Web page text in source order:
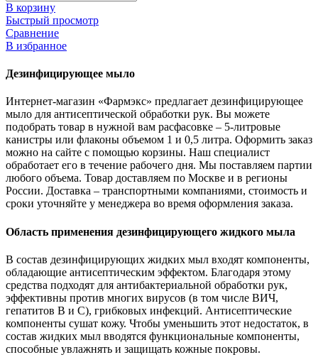
В корзину
Быстрый просмотр
Сравнение
В избранное
Дезинфицирующее мыло
Интернет-магазин «Фармэкс» предлагает дезинфицирующее
мыло для антисептической обработки рук. Вы можете
подобрать товар в нужной вам расфасовке – 5-литровые
канистры или флаконы объемом 1 и 0,5 литра. Оформить заказ
можно на сайте с помощью корзины. Наш специалист
обработает его в течение рабочего дня. Мы поставляем партии
любого объема. Товар доставляем по Москве и в регионы
России. Доставка – транспортными компаниями, стоимость и
сроки уточняйте у менеджера во время оформления заказа.
Область применения дезинфицирующего жидкого мыла
В состав дезинфицирующих жидких мыл входят компоненты,
обладающие антисептическим эффектом. Благодаря этому
средства подходят для антибактериальной обработки рук,
эффективны против многих вирусов (в том числе ВИЧ,
гепатитов В и С), грибковых инфекций. Антисептические
компоненты сушат кожу. Чтобы уменьшить этот недостаток, в
состав жидких мыл вводятся функциональные компоненты,
способные увлажнять и защищать кожные покровы.